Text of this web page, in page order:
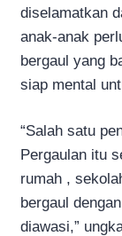
diselamatkan
anak-anak
bergaul yang
siap mental
“Salah satu
Pergaulan itu
rumah ,
bergaul
diawasi,”